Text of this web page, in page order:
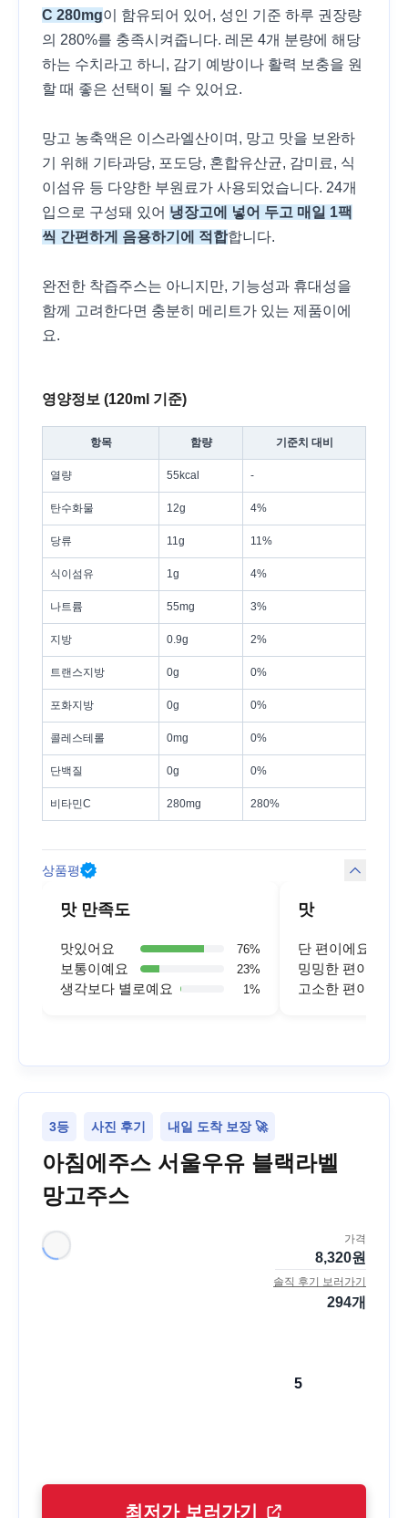
C 280mg이 함유되어 있어, 성인 기준 하루 권장량
의 280%를 충족시켜줍니다. 레몬 4개 분량에 해당
하는 수치라고 하니, 감기 예방이나 활력 보충을 원
할 때 좋은 선택이 될 수 있어요.
망고 농축액은 이스라엘산이며, 망고 맛을 보완하
기 위해 기타과당, 포도당, 혼합유산균, 감미료, 식
이섬유 등 다양한 부원료가 사용되었습니다. 24개
입으로 구성돼 있어 냉장고에 넣어 두고 매일 1팩
씩 간편하게 음용하기에 적합합니다.
완전한 착즙주스는 아니지만, 기능성과 휴대성을
함께 고려한다면 충분히 메리트가 있는 제품이에
요.
영양정보 (120ml 기준)
항목 함량 기준치 대비
열량 55kcal -
탄수화물 12g 4%
당류 11g 11%
식이섬유 1g 4%
나트륨 55mg 3%
지방 0.9g 2%
트랜스지방 0g 0%
포화지방 0g 0%
콜레스테롤 0mg 0%
단백질 0g 0%
비타민C 280mg 280%
상품평
맛 만족도
맛있어요 76%
보통이예요 23%
생각보다 별로예요 1 %
맛
단 편이에요
밍밍한 편이에요
고소한 편이에요
3등 사진 후기 내일 도착 보장 🚀
아침에주스 서울우유 블랙라벨
망고주스
가격
8,320원
솔직 후기 보러가기
294개
5
최저가 보러가기